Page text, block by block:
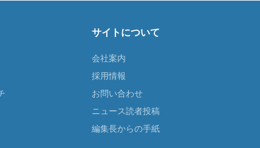
サイトについて
会社案内
採用情報
お問い合わせ
ニュース読者投稿
編集長からの手紙